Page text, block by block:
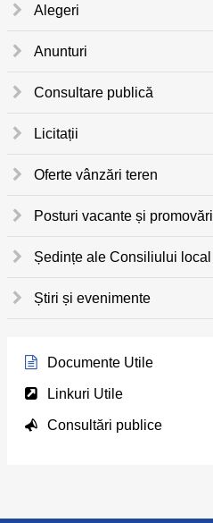
Alegeri
Anunturi
Consultare publică
Licitații
Oferte vânzări teren
Posturi vacante și promovări
Ședințe ale Consiliului local
Știri și evenimente
Documente Utile
Linkuri Utile
Consultări publice